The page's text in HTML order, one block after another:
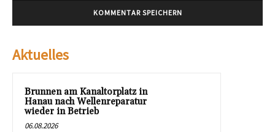
Aktuelles
Brunnen am Kanaltorplatz in
Hanau nach Wellenreparatur
wieder in Betrieb
06.08.2026